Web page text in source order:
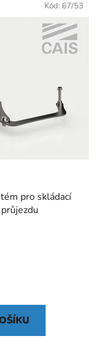
pro skládací
Kód: 67/53